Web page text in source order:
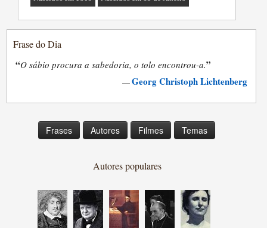
Frase do Dia
“O sábio procura a sabedoria, o tolo encontrou-a.”
—Georg Christoph Lichtenberg
Frases Autores Filmes Temas
Autores populares